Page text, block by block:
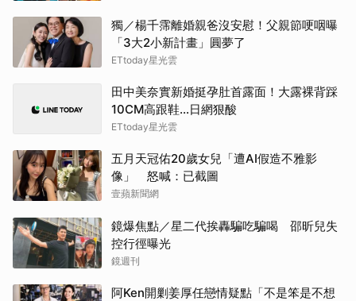
獨／楊千霈離婚親爸沒安慰！父親節哽咽曝
「3大2小新計畫」圓夢了
ETtoday星光雲
田中美奈實新婚挺孕肚首露面！大露裸背踩
10CM高跟鞋…日網狠酸
ETtoday星光雲
五月天冠佑20歲女兒「遭AI假造不雅影
像」 怒喊：已截圖
壹蘋新聞網
鏡爆焦點／星二代挨轟騙吃騙喝 邵昕兒失
控行徑曝光
鏡週刊
阿Ken開剿姜厚任戀情疑點「不是笨是不想